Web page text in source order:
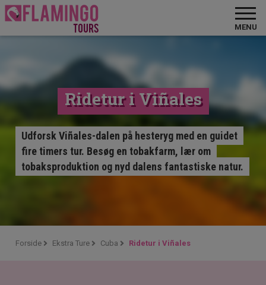
MENU
Ridetur i Viñales
Udforsk Viñales-dalen på hesteryg med en guidet
fire timers tur. Besøg en tobakfarm, lær om
tobaksproduktion og nyd dalens fantastiske natur.
Forside Ekstra Ture Cuba Ridetur i Viñales